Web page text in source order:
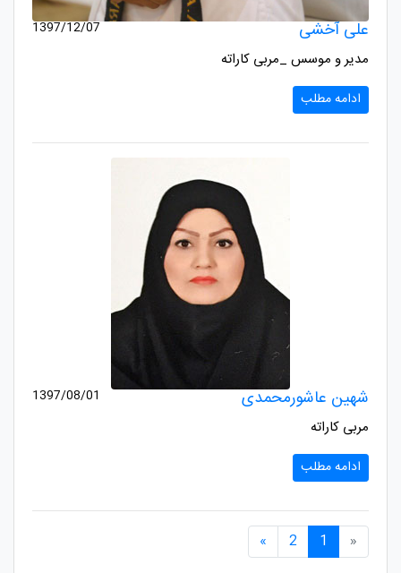
علی آخشی 1397/12/07
مدیر و موسس _مربی کاراته
ادامه مطلب
شهین عاشورمحمدی 1397/08/01
مربی کاراته
ادامه مطلب
« صفحه قبلی
1
2
»